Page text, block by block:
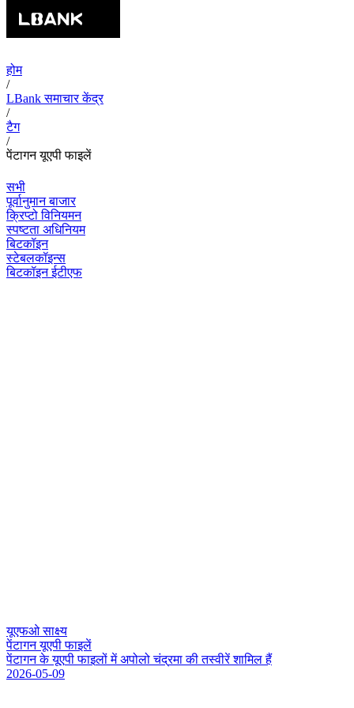
होम
/
LBank समाचार केंद्र
/
टैग
/
पेंटागन यूएपी फाइलें
सभी
पूर्वानुमान बाजार
क्रिप्टो विनियमन
स्पष्टता अधिनियम
बिटकॉइन
स्टेबलकॉइन्स
बिटकॉइन ईटीएफ
यूएफओ साक्ष्य
पेंटागन यूएपी फाइलें
पटगन क यएप फइल म अपल चदरम क तसवर शमल ह
2026-05-09